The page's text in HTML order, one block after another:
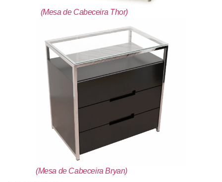
(Mesa de Cabeceira Thor)
(Mesa de Cabeceira Bryan)